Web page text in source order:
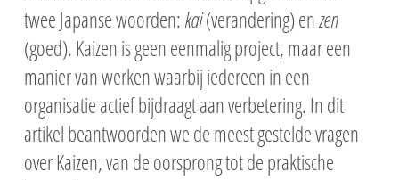
twee Japanse woorden:kai(verandering) enzen
(goed). Kaizen is geen eenmalig project, maar een
manier van werken waarbij iedereen in een
organisatie actief bijdraagt aan verbetering. In dit
artikel beantwoorden we de meest gestelde vragen
over Kaizen, van de oorsprong tot de praktische